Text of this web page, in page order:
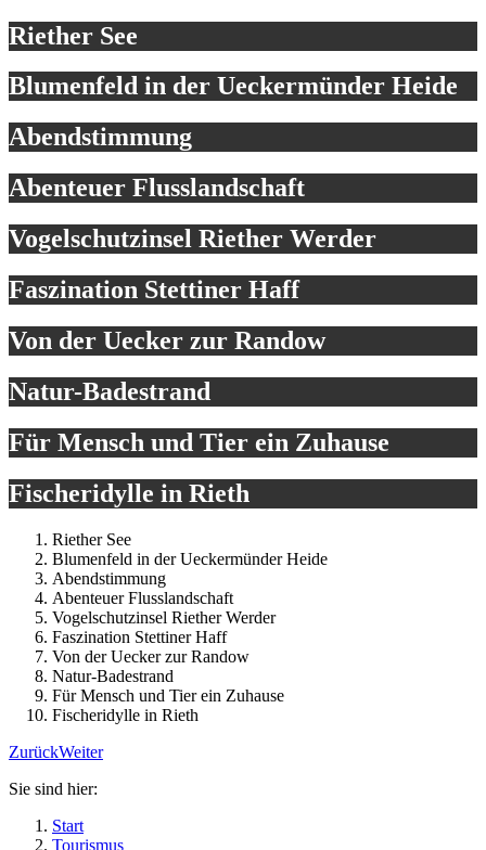
Riether See
Blumenfeld in der Ueckermünder Heide
Abendstimmung
Abenteuer Flusslandschaft
Vogelschutzinsel Riether Werder
Faszination Stettiner Haff
Von der Uecker zur Randow
Natur-Badestrand
Für Mensch und Tier ein Zuhause
Fischeridylle in Rieth
Riether See
Blumenfeld in der Ueckermünder Heide
Abendstimmung
Abenteuer Flusslandschaft
Vogelschutzinsel Riether Werder
Faszination Stettiner Haff
Von der Uecker zur Randow
Natur-Badestrand
Für Mensch und Tier ein Zuhause
Fischeridylle in Rieth
ZurückWeiter
Sie sind hier:
Start
Tourismus